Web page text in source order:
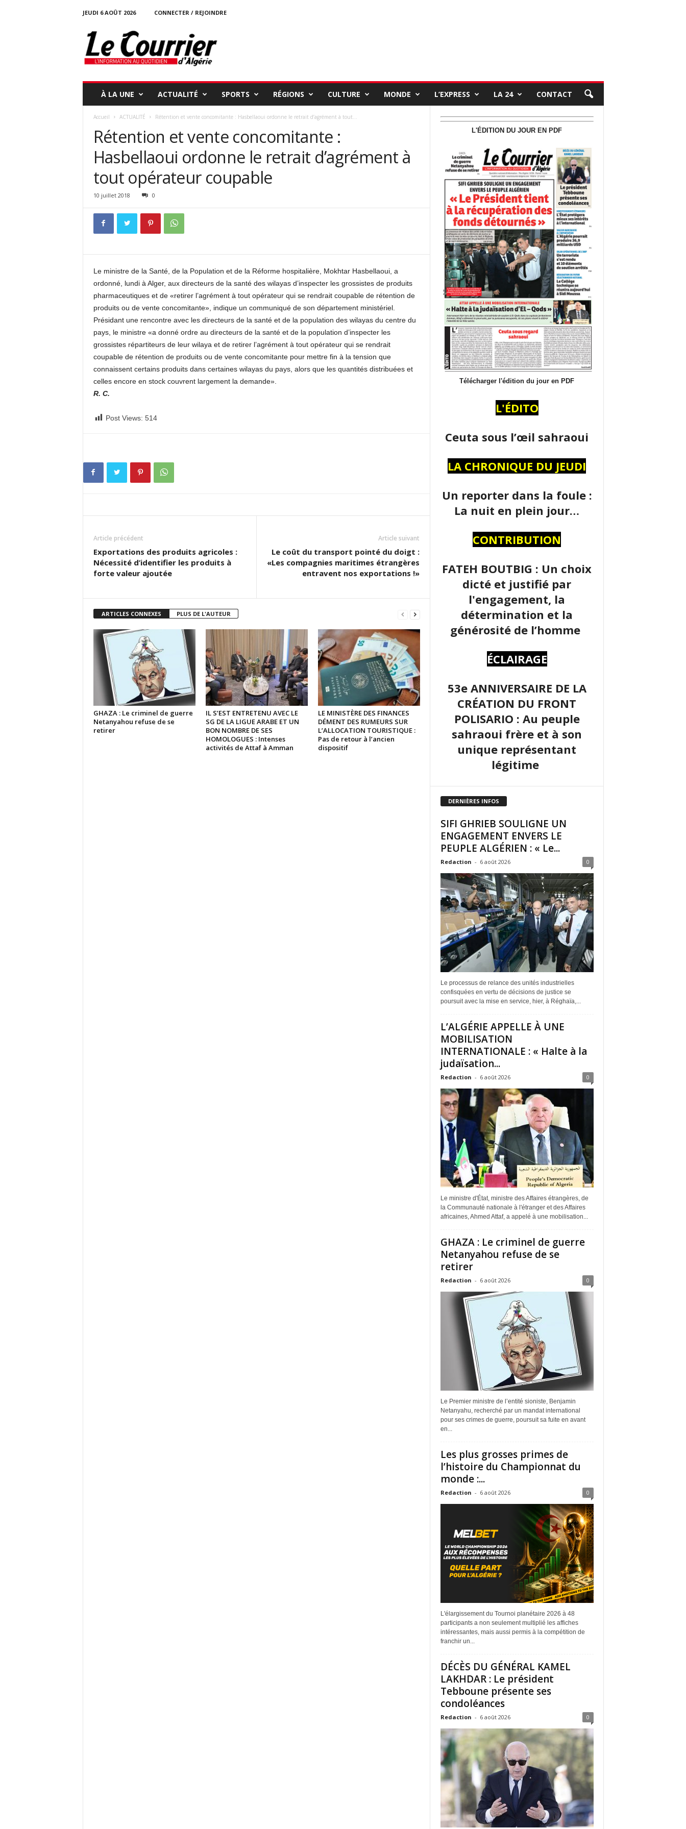
JEUDI 6 AOÛT 2026
CONNECTER / REJOINDRE
o
u
i
À LA UNE ACTUALITÉ SPORTS RÉGIONS CULTURE MONDE L’EXPRESS LA 24 CONTACT
Accueil ACTUALITÉ Rétention et vente concomitante : Hasbellaoui ordonne le retrait d’agrément à tout...
Rétention et vente concomitante :
Hasbellaoui ordonne le retrait d’agrément à
tout opérateur coupable
10 juillet 2018 0
Le ministre de la Santé, de la Population et de la Réforme hospitalière, Mokhtar Hasbellaoui, a
ordonné, lundi à Alger, aux directeurs de la santé des wilayas d’inspecter les grossistes de produits
pharmaceutiques et de «retirer l’agrément à tout opérateur qui se rendrait coupable de rétention de
produits ou de vente concomitante», indique un communiqué de son département ministériel.
Présidant une rencontre avec les directeurs de la santé et de la population des wilayas du centre du
pays, le ministre «a donné ordre au directeurs de la santé et de la population d’inspecter les
grossistes répartiteurs de leur wilaya et de retirer l’agrément à tout opérateur qui se rendrait
coupable de rétention de produits ou de vente concomitante pour mettre fin à la tension que
connaissent certains produits dans certaines wilayas du pays, alors que les quantités distribuées et
celles encore en stock couvrent largement la demande».
R. C.
Post Views: 514
Article précédent
Exportations des produits agricoles :
Nécessité d’identifier les produits à
forte valeur ajoutée
Article suivant
Le coût du transport pointé du doigt :
«Les compagnies maritimes étrangères
entravent nos exportations !»
ARTICLES CONNEXES PLUS DE L'AUTEUR
GHAZA : Le criminel de guerre
Netanyahou refuse de se
retirer
IL S’EST ENTRETENU AVEC LE
SG DE LA LIGUE ARABE ET UN
BON NOMBRE DE SES
HOMOLOGUES : Intenses
activités de Attaf à Amman
LE MINISTÈRE DES FINANCES
DÉMENT DES RUMEURS SUR
L’ALLOCATION TOURISTIQUE :
Pas de retour à l’ancien
dispositif
L'ÉDITION DU JOUR EN PDF
Télécharger l'édition du jour en PDF
L'ÉDITO
Ceuta sous l’œil sahraoui
LA CHRONIQUE DU JEUDI
Un reporter dans la foule :
La nuit en plein jour…
CONTRIBUTION
FATEH BOUTBIG : Un choix
dicté et justifié par
l'engagement, la
détermination et la
générosité de l’homme
ÉCLAIRAGE
53e ANNIVERSAIRE DE LA
CRÉATION DU FRONT
POLISARIO : Au peuple
sahraoui frère et à son
unique représentant
légitime
DERNIÈRES INFOS
SIFI GHRIEB SOULIGNE UN
ENGAGEMENT ENVERS LE
PEUPLE ALGÉRIEN : « Le...
Redaction - 6 août 2026 0
Le processus de relance des unités industrielles
confisquées en vertu de décisions de justice se
poursuit avec la mise en service, hier, à Réghaïa,...
L’ALGÉRIE APPELLE À UNE
MOBILISATION
INTERNATIONALE : « Halte à la
judaïsation...
Redaction - 6 août 2026 0
Le ministre d'État, ministre des Affaires étrangères, de
la Communauté nationale à l'étranger et des Affaires
africaines, Ahmed Attaf, a appelé à une mobilisation...
GHAZA : Le criminel de guerre
Netanyahou refuse de se
retirer
Redaction - 6 août 2026 0
Le Premier ministre de l’entité sioniste, Benjamin
Netanyahu, recherché par un mandat international
pour ses crimes de guerre, poursuit sa fuite en avant
en...
Les plus grosses primes de
l’histoire du Championnat du
monde :...
Redaction - 6 août 2026 0
L'élargissement du Tournoi planétaire 2026 à 48
participants a non seulement multiplié les affiches
intéressantes, mais aussi permis à la compétition de
franchir un...
DÉCÈS DU GÉNÉRAL KAMEL
LAKHDAR : Le président
Tebboune présente ses
condoléances
Redaction - 6 août 2026 0